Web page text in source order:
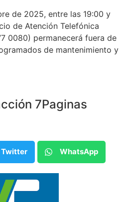
de 2025, entre las 19:00 y
de Atención Telefónica
0080) permanecerá fuera de
de mantenimiento y
7Paginas
Twitter WhatsApp